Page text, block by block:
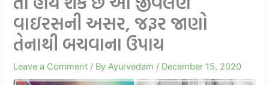
વાઇરસની અસર, જરૂર જાણો
તેનાથી બચવાના ઉપાય
Leave a Comment / ByAyurvedam / December 15, 2020